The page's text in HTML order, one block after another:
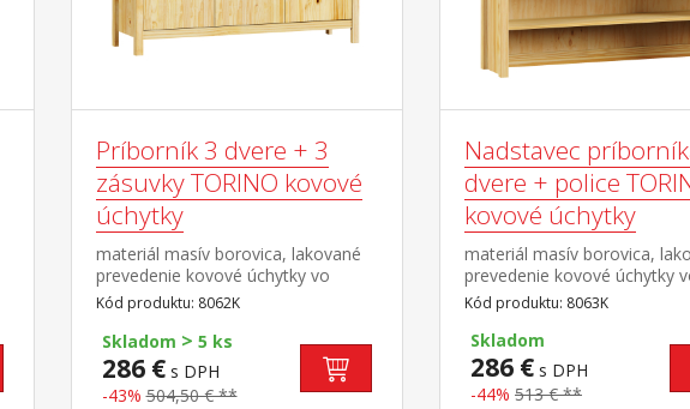
Príborník 3 dvere + 3
zásuvky TORINO kovové
úchytky
materiál masív borovica, lakované
prevedenie kovové úchytky vo
farebnom prevedení černená
mosadz 3 dvere, 3 zásuvky s
kovovými pojazdmi vhodný doplnok
nadstavec TORINO 8063K
Kód produktu: 8062K
Skladom > 5 ks
286 €s DPH
-43% 504,50 € **
Nadstavec
dvere + police
kovové úchytky
materiál masív borovica,
prevedenie kovové úchytky
farebnom prevedení černená
mosadz dvoje presklené
dvierka doplnok príborníka
8062K
Kód produktu: 8063K
Skladom
286 € s DPH
-44% 513 € **